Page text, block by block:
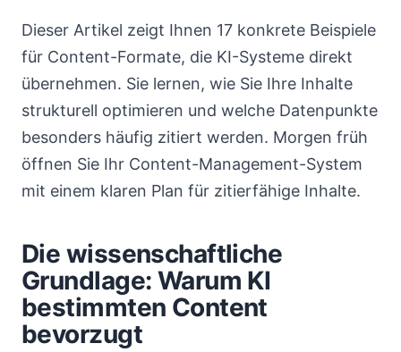
Dieser Artikel zeigt Ihnen 17 konkrete Beispiele
für Content-Formate, die KI-Systeme direkt
übernehmen. Sie lernen, wie Sie Ihre Inhalte
strukturell optimieren und welche Datenpunkte
besonders häufig zitiert werden. Morgen früh
öffnen Sie Ihr Content-Management-System
mit einem klaren Plan für zitierfähige Inhalte.
Die wissenschaftliche
Grundlage: Warum KI
bestimmten Content
bevorzugt